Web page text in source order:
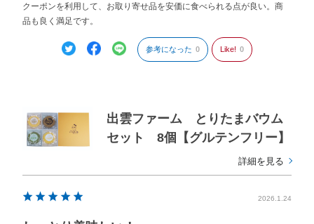
クーポンを利用して、お取り寄せ品を安価に食べられる点が良い。商
品も良く満足です。
参考になった 0 Like! 0
出雲ファーム とりたまバウム
セット 8個【グルテンフリー】
詳細を見る
2026.1.24